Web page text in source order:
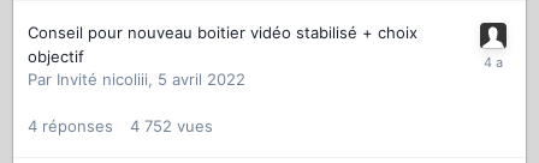
Conseil pour nouveau boitier vidéo stabilisé + choix
objectif
Par Invité nicoliii, 5 avril 2022
4 réponses 4 752 vues